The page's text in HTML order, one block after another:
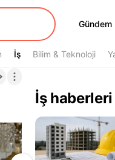
Gündem
Gündem
İş
İş Bilim & Teknoloji
İş haberleri